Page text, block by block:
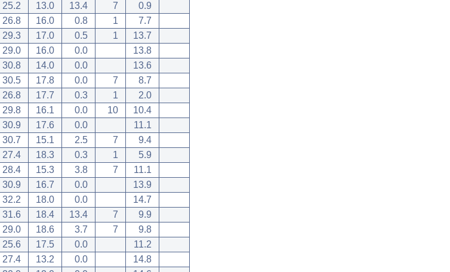
25.2 13.0 13.4 7
0.9
26.8 16.0 0.8 1
7.7
29.3 17.0 0.5 1
13.7
29.0 16.0 0.0
13.8
30.8 14.0 0.0
13.6
30.5 17.8 0.0 7
8.7
26.8 17.7 0.3 1
2.0
29.8 16.1 0.0 10
10.4
30.9 17.6 0.0
11.1
30.7 15.1 2.5 7
9.4
27.4 18.3 0.3 1
5.9
28.4 15.3 3.8 7
11.1
30.9 16.7 0.0
13.9
32.2 18.0 0.0
14.7
31.6 18.4 13.4 7
9.9
29.0 18.6 3.7 7
9.8
25.6 17.5 0.0
11.2
27.4 13.2 0.0
14.8